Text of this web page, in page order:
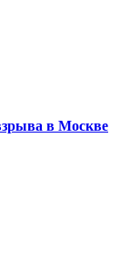
в Москве